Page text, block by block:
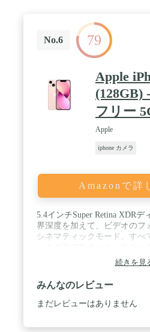
ズを使用する場合は、被写体
ください。120°広角レンズを
ない風景を撮ることができま
レンズは、使いやすい】：安
はなく、非常に専門的なアル
製品は耐久性があります。ク
メラに設置し、レンズと携帯
位置を確保します。スマート
のカメラとして使います。も
マホ望遠レンズ】28×HDスマ
色をより近づけて、クリアな
を撮影できます。自然風景・
ブ・動物園・バードウォッチ
活躍。手ブレ防止のため望遠
は必ず三脚を使用してくださ
けると単眼望遠鏡として使え
ンズ】198°魚眼レンズでは面
クな写真を撮影できます。
調された写真を撮影可能。特
す。そのほかにも、ペットの
い写真を撮りたいときにぴっ
No.6 79
Apple
(128GB)
フリー
Apple
iphone カメラ
Amazonで詳
5.4インチSuper Retina XDR
界深度を加えて、ビデオのフ
シネマティックモード。すべ
ドに対応し、4Kドルビービジ
影ができる先進的な12MPデ
（広角、超広角） / ナイトモ
ョンでのHDRビデオ撮影に対
フロントカメラ / 目にも止ま
続きを見
みんなのレビュー
まだレビューはありません